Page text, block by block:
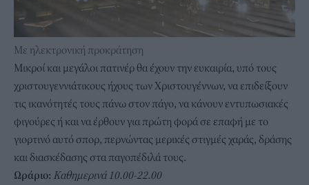
Με ηλεκτρονική προκράτηση
Μικροί και μεγάλοι πατινέρ θα έχουν την ευκαιρία, υπό τους
χριστουγεννιάτικους ήχους των Χριστουγέννων, να επιδείξουν
τις ικανότητές τους πάνω στον πάγο, να κάνουν εντυπωσιακές
φιγούρες ή και να έρθουν για πρώτη φορά σε επαφή με το
γιορτινό αυτό σπορ, περνώντας μερικές στιγμές χαράς, δράσης
και διασκέδασης στα παγοπέδιλά τους.
Ωράριο: Καθημερινά 10.00-22.00